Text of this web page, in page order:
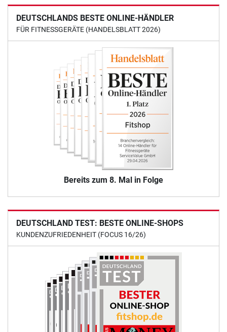
DEUTSCHLANDS BESTE ONLINE-HÄNDLER
FÜR FITNESSGERÄTE (HANDELSBLATT 2026)
Bereits zum 8. Mal in Folge
DEUTSCHLAND TEST: BESTE ONLINE-SHOPS
KUNDENZUFRIEDENHEIT (FOCUS 16/26)